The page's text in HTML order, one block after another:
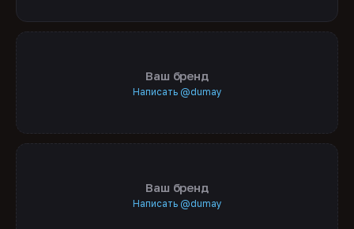
Ваш бренд
Написать @dumay
Ваш бренд
Написать @dumay